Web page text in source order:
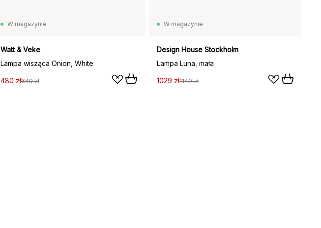
W magazynie
Watt & Veke
Lampa wisząca Onion, White
480 zł649 zł
W magazynie
Design House Stockholm
Lampa Luna, mała
1029 zł1149 zł